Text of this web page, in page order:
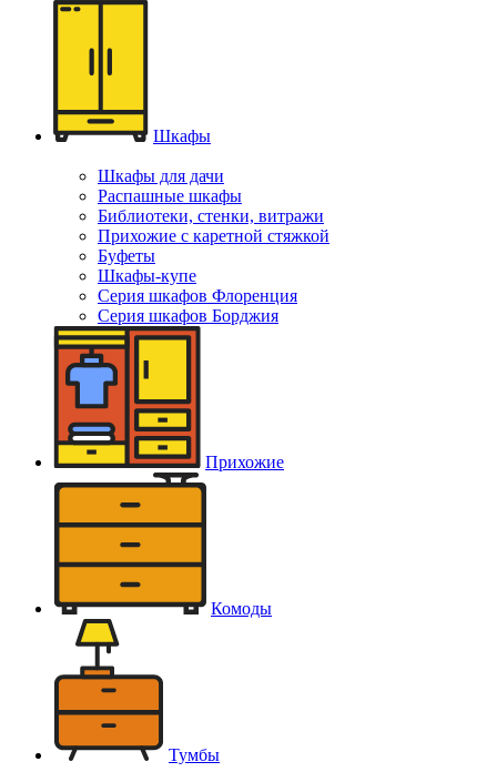
Шкафы
Шкафы для дачи
Распашные шкафы
Библиотеки, стенки, витражи
Прихожие с каретной стяжкой
Буфеты
Шкафы-купе
Серия шкафов Флоренция
Серия шкафов Борджия
Прихожие
Комоды
Тумбы